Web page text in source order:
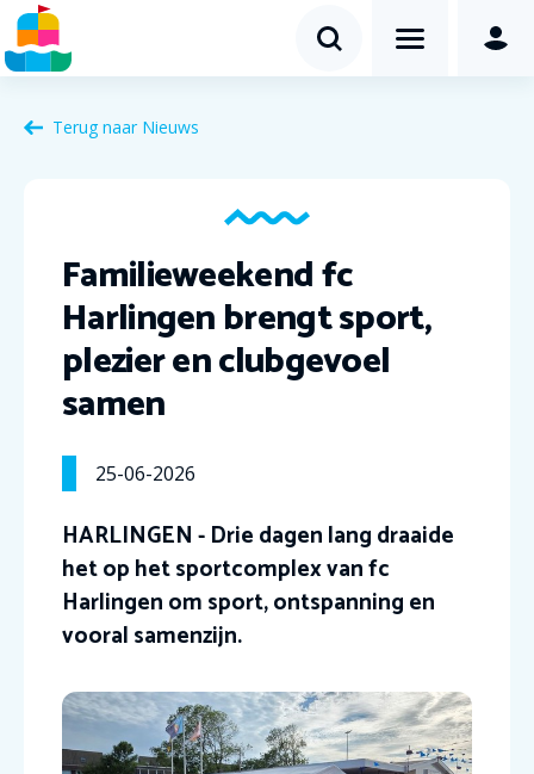
Terug naar Nieuws
Familieweekend fc
Harlingen brengt sport,
plezier en clubgevoel
samen
25-06-2026
HARLINGEN - Drie dagen lang draaide
het op het sportcomplex van fc
Harlingen om sport, ontspanning en
vooral samenzijn.